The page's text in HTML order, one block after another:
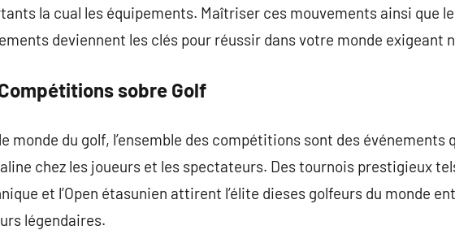
la cual les équipements. Maîtriser ces mouvements ainsi que
deviennent les clés pour réussir dans votre monde exigeant
sobre Golf
monde du golf, l’ensemble des compétitions sont des
chez les joueurs et les spectateurs. Des tournois prestigieux
et l’Open étasunien attirent l’élite dieses golfeurs du monde
légendaires.